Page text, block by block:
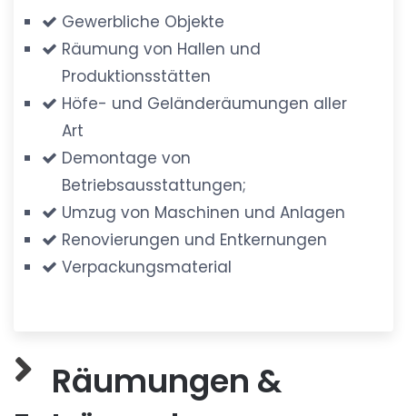
Gewerbliche Objekte
Räumung von Hallen und
Produktionsstätten
Höfe- und Geländeräumungen aller
Art
Demontage von
Betriebsausstattungen;
Umzug von Maschinen und Anlagen
Renovierungen und Entkernungen
Verpackungsmaterial
Räumungen &